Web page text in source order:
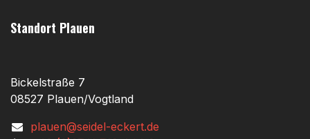
Standort Plauen
Bickelstraße 7
08527 Plauen/Vogtland
plauen@seidel-eckert.de